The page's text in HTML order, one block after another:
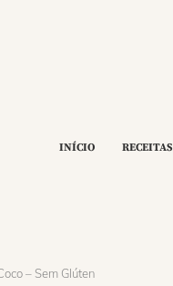
INÍCIO RECEITAS
– Sem Glúten